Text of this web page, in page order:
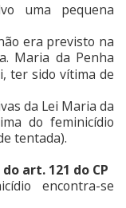
uma pequena
era previsto na
Maria da Penha
ter sido vítima de
da Lei Maria da
do feminicídio
tentada).
art. 121 do CP
encontra-se